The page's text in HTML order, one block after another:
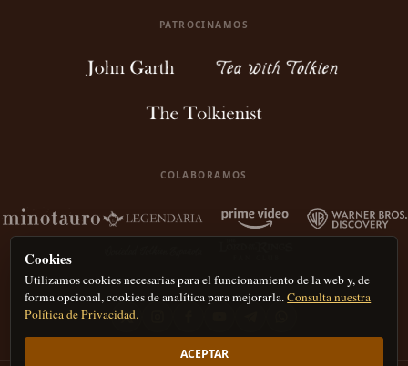
PATROCINAMOS
COLABORAMOS
Cookies
Utilizamos cookies necesarias para el funcionamiento de la web y, de
forma opcional, cookies de analítica para mejorarla.Consulta nuestra
Política de Privacidad.
ACEPTAR